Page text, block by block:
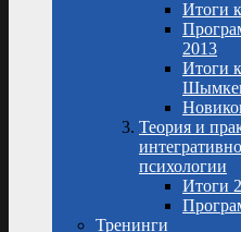
Итоги
2013
Итоги
Теория и
психологии
Итоги
Тренинги